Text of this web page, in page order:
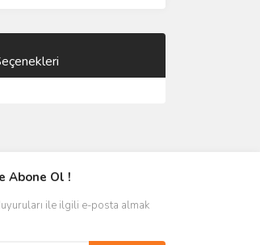
Abone Ol !
ile ilgili e-posta almak